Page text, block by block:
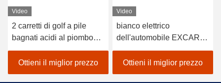
Video
2 carretti di golf a pile
bagnati acidi al piombo
dei sedili/golf con errori
elettrico dell'automobile
Ottieni il miglior prezzo
Video
bianco elettrico
dell'automobile EXCAR
A1S6+2 di golf del veicolo
a pile del litio 48V
Ottieni il miglior prezzo